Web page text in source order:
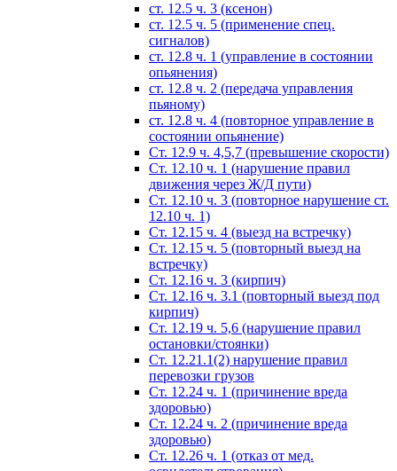
ст. 12.5 ч. 3 (ксенон)
ст. 12.5 ч. 5 (применение спец.
сигналов)
cт. 12.8 ч. 1 (управление в состоянии
опьянения)
ст. 12.8 ч. 2 (передача управления
пьяному)
ст. 12.8 ч. 4 (повторное управление в
состоянии опьянение)
Ст. 12.9 ч. 4,5,7 (превышение скорости)
Ст. 12.10 ч. 1 (нарушение правил
движения через Ж/Д пути)
Ст. 12.10 ч. 3 (повторное нарушение ст.
12.10 ч. 1)
Ст. 12.15 ч. 4 (выезд на встречку)
Ст. 12.15 ч. 5 (повторный выезд на
встречку)
Ст. 12.16 ч. 3 (кирпич)
Ст. 12.16 ч. 3.1 (повторный выезд под
кирпич)
Ст. 12.19 ч. 5,6 (нарушение правил
остановки/стоянки)
Ст. 12.21.1(2) нарушение правил
перевозки грузов
Ст. 12.24 ч. 1 (причинение вреда
здоровью)
Ст. 12.24 ч. 2 (причинение вреда
здоровью)
Ст. 12.26 ч. 1 (отказ от мед.